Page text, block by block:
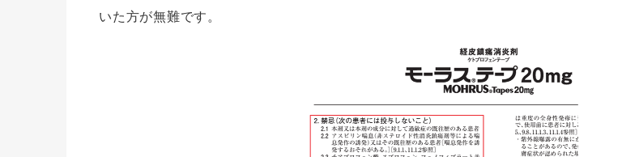
いた方が無難です。